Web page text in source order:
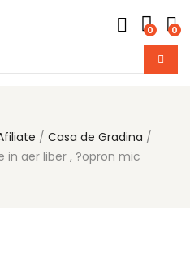
0 0
Casa de Gradina
aer liber , ?opron mic